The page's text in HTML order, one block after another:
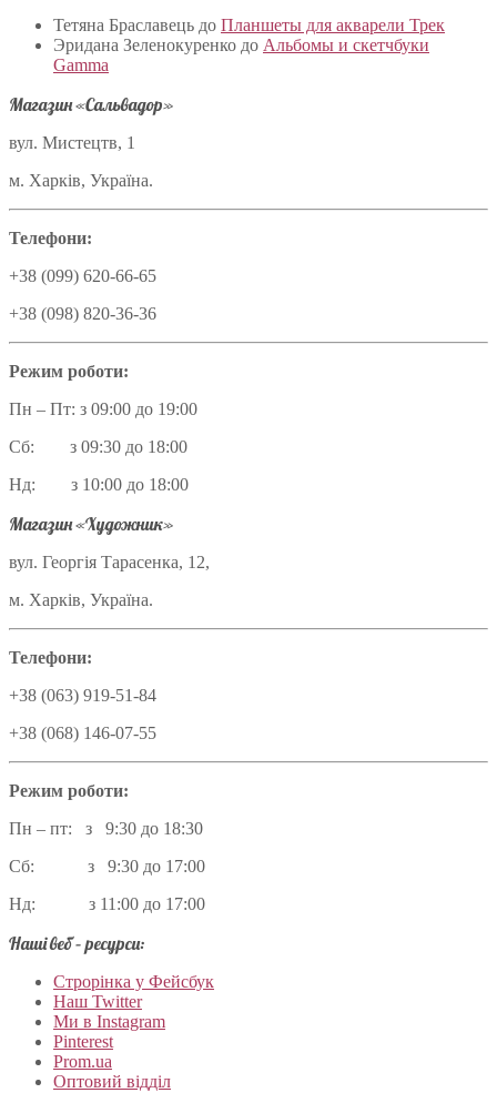
Тетяна Браславець до Планшеты для акварели Трек
Эридана Зеленокуренко до Альбомы и скетчбуки
Gamma
Магазин «Сальвадор»
вул. Мистецтв, 1
м. Харків, Україна.
Телефони:
+38 (099) 620-66-65
+38 (098) 820-36-36
Режим роботи:
Пн – Пт: з 09:00 до 19:00
Сб: з 09:30 до 18:00
Нд: з 10:00 до 18:00
Магазин «Художник»
вул. Георгія Тарасенка, 12,
м. Харків, Україна.
Телефони:
+38 (063) 919-51-84
+38 (068) 146-07-55
Режим роботи:
Пн – пт: з 9:30 до 18:30
Сб: з 9:30 до 17:00
Нд: з 11:00 до 17:00
Наші веб – ресурси:
Строрінка у Фейсбук
Наш Twitter
Ми в Instagram
Pinterest
Prom.ua
Оптовий відділ